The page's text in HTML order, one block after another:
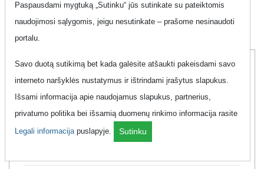
Rezultatų filtravimas
1D Tau Min
Paspausdami mygtuką „Sutinku“ jūs sutinkate su pateiktomis
naudojimosi sąlygomis, jeigu nesutinkate – prašome nesinaudoti
portalu.
Savo duotą sutikimą bet kada galėsite atšaukti pakeisdami savo
interneto naršyklės nustatymus ir ištrindami įrašytus slapukus.
Išsami informacija apie naudojamus slapukus, partnerius,
privatumo politika bei išsamią duomenų rinkimo informacija rasite
Legali informacijapuslapyje. Sutinku